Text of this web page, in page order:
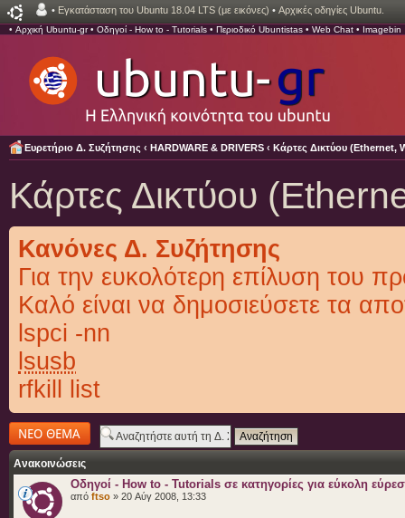
• Εγκατάσταση του Ubuntu 18.04 LTS (με εικόνες) • Αρχικές οδηγίες Ubuntu.
• Αρχική Ubuntu-gr• Οδηγοί - How to - Tutorials • Περιοδικό Ubuntistas • Web Chat • Imagebin
Ευρετήριο Δ. Συζήτησης ‹ HARDWARE & DRIVERS ‹ Κάρτες Δικτύου
Κάρτες Δικτύου
Κανόνες Δ. Συζήτησης
Για την ευκολότερη επίλυση του
Καλό είναι να δημοσιεύσετε τα
lspci -nn
lsusb
rfkill list
Δημιουργία νέου
θέματος
Ανακοινώσεις
Οδηγοί - How to - Tutorials σε κατηγορίες για εύκολη
από ftso » 20 Αύγ 2008, 13:33